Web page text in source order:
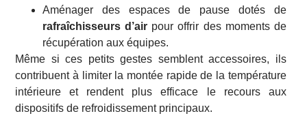
Aménager des espaces de pause dotés de
rafraîchisseurs d’air pour offrir des moments de
récupération aux équipes.
Même si ces petits gestes semblent accessoires, ils
contribuent à limiter la montée rapide de la température
intérieure et rendent plus efficace le recours aux
dispositifs de refroidissement principaux.